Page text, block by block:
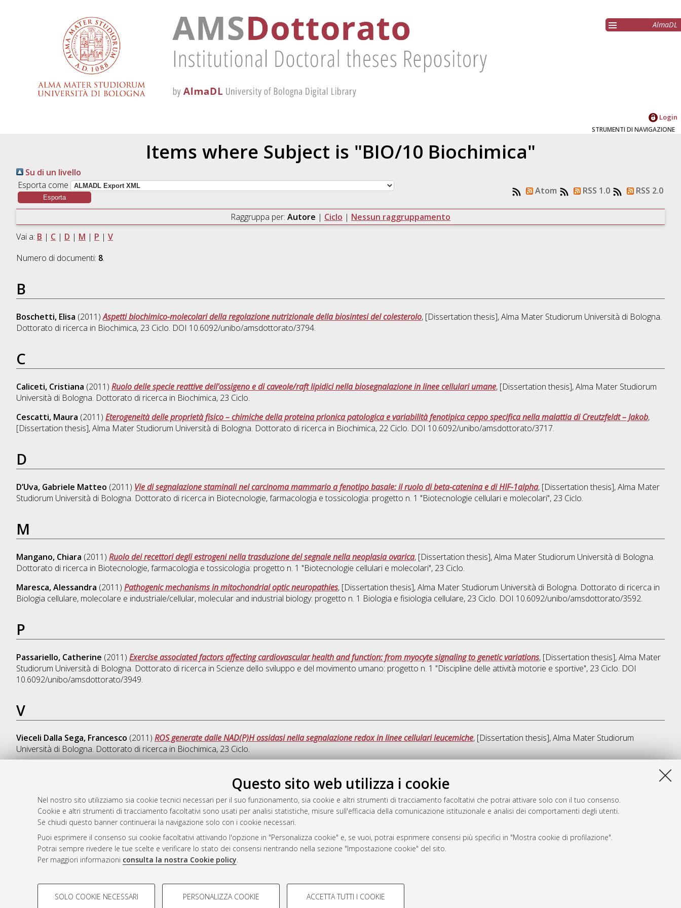
Questo sito web utilizza i cookie
Nel nostro sito utilizziamo sia cookie tecnici necessari per il suo funzionamento, sia cookie e altri strumenti di tracciamento facoltativi che potrai attivare solo con il tuo consenso.
Cookie e altri strumenti di tracciamento facoltativi sono usati per analisi statistiche, misure sull'efficacia della comunicazione istituzionale e analisi dei comportamenti degli utenti.
Se chiudi questo banner continuerai la navigazione solo con i cookie necessari.
Puoi esprimere il consenso sui cookie facoltativi attivando l'opzione in "Personalizza cookie" e, se vuoi, potrai esprimere consensi più specifici in "Mostra cookie di profilazione".
Potrai sempre rivedere le tue scelte e verificare lo stato dei consensi rientrando nella sezione "Impostazione cookie" del sito.
Per maggiori informazioni consulta la nostra Cookie policy.
COOKIE DI PROFILAZIONE - FACOLTATIVI COOKIE TECNICI - NECESSARI
SOLO COOKIE NECESSARI PERSONALIZZA COOKIE ACCETTA TUTTI I COOKIE
AlmaDL
Login
STRUMENTI DI NAVIGAZIONE
Items where Subject is "BIO/10 Biochimica"
Su di un livello
Esporta come
Atom RSS 1.0 RSS 2.0
Raggruppa per: Autore | Ciclo | Nessun raggruppamento
Vai a: B | C| D | M | P | V
Numero di documenti: 8.
B
Boschetti, Elisa (2011)Aspetti biochimico-molecolari della regolazione nutrizionale della biosintesi del colesterolo, [Dissertation thesis], Alma Mater Studiorum Università di Bologna.
Dottorato di ricerca in Biochimica, 23 Ciclo. DOI 10.6092/unibo/amsdottorato/3794.
C
Caliceti, Cristiana (2011) Ruolo delle specie reattive dell'ossigeno e di caveole/raft lipidici nella biosegnalazione in linee cellulari umane, [Dissertation thesis], Alma Mater Studiorum
Università di Bologna. Dottorato di ricerca in Biochimica, 23 Ciclo.
Cescatti, Maura (2011) Eterogeneità delle proprietà fisico – chimiche della proteina prionica patologica e variabilità fenotipica ceppo specifica nella malattia di Creutzfeldt – Jakob,
[Dissertation thesis], Alma Mater Studiorum Università di Bologna. Dottorato di ricerca in Biochimica, 22 Ciclo. DOI 10.6092/unibo/amsdottorato/3717.
D
D’Uva, Gabriele Matteo (2011) Vie di segnalazione staminali nel carcinoma mammario a fenotipo basale: il ruolo di beta-catenina e di HIF-1alpha, [Dissertation thesis], Alma Mater
Studiorum Università di Bologna. Dottorato di ricerca in Biotecnologie, farmacologia e tossicologia: progetto n. 1 "Biotecnologie cellulari e molecolari", 23 Ciclo.
M
Mangano, Chiara (2011) Ruolo dei recettori degli estrogeni nella trasduzione del segnale nella neoplasia ovarica, [Dissertation thesis], Alma Mater Studiorum Università di Bologna.
Dottorato di ricerca in Biotecnologie, farmacologia e tossicologia: progetto n. 1 "Biotecnologie cellulari e molecolari", 23 Ciclo.
Maresca, Alessandra (2011) Pathogenic mechanisms in mitochondrial optic neuropathies, [Dissertation thesis], Alma Mater Studiorum Università di Bologna. Dottorato di ricerca in
Biologia cellulare, molecolare e industriale/cellular, molecular and industrial biology: progetto n. 1 Biologia e fisiologia cellulare, 23 Ciclo. DOI 10.6092/unibo/amsdottorato/3592.
P
Passariello, Catherine (2011) Exercise associated factors affecting cardiovascular health and function: from myocyte signaling to genetic variations, [Dissertation thesis], Alma Mater
Studiorum Università di Bologna. Dottorato di ricerca in Scienze dello sviluppo e del movimento umano: progetto n. 1 "Discipline delle attività motorie e sportive", 23 Ciclo. DOI
10.6092/unibo/amsdottorato/3949.
V
Vieceli Dalla Sega, Francesco (2011) ROS generate dalle NAD(P)H ossidasi nella segnalazione redox in linee cellulari leucemiche, [Dissertation thesis], Alma Mater Studiorum
Università di Bologna. Dottorato di ricerca in Biochimica, 23 Ciclo.
Fri Aug 7 20:31:06 2026 CEST.
Atom
Rss 1.0
Rss 2.0
AMS Dottorato
ISSN: 2038-7946
Servizio implementato e gestito da
Impostazioni Cookie
Informativa sulla privacy
Condizioni d’uso del sito